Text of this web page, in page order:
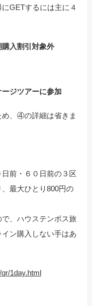
GETするには主に４
入割引対象外
ジツアーに参加
め、④の詳細は省きま
前・６０日前の３区
最大ひとり800円の
、ハウステンボス旅
ン購入しない手はあ
1day.html